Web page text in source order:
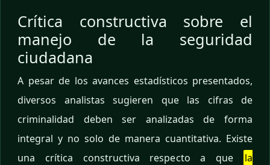
Crítica constructiva sobre el
manejo de la seguridad
ciudadana
A pesar de los avances estadísticos presentados,
diversos analistas sugieren que las cifras de
criminalidad deben ser analizadas de forma
integral y no solo de manera cuantitativa. Existe
una crítica constructiva respecto a que
la